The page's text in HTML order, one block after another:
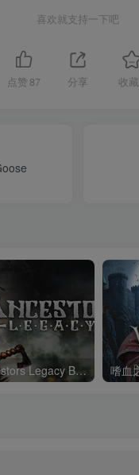
喜欢就支持一下吧
点赞 87 分享 收藏
祖先遗产/Ancestors Legacy Build.21883107（官中）